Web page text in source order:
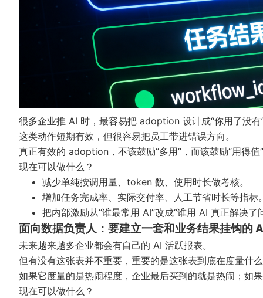
很多企业推 AI 时，最容易把 adoption 设计成“你用了没有
这类动作短期有效，但很容易把员工带进错误方向。
真正有效的 adoption，不该鼓励“多用”，而该鼓励“用得值
现在可以做什么？
减少单纯按调用量、token 数、使用时长做考核。
增加任务完成率、实际交付率、人工节省时长等指标
把内部激励从“谁最常用 AI”改成“谁用 AI 真正解决了
面向数据负责人：要建立一套和业务结果挂钩的
未来越来越多企业都会有自己的 AI 活跃报表。
但有没有这张表并不重要，重要的是这张表到底在度量什
如果它度量的是热闹程度，企业最后买到的就是热闹；如
现在可以做什么？